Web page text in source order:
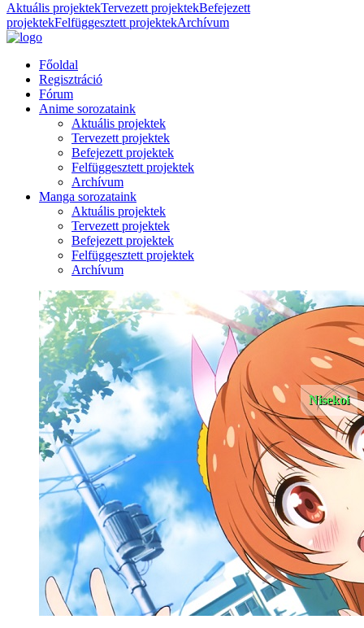
Aktuális projektekTervezett projektekBefejezett
projektekFelfüggesztett projektekArchívum
Főoldal
Regisztráció
Fórum
Anime sorozataink
Aktuális projektek
Tervezett projektek
Befejezett projektek
Felfüggesztett projektek
Archívum
Manga sorozataink
Aktuális projektek
Tervezett projektek
Befejezett projektek
Felfüggesztett projektek
Archívum
Nisekoi